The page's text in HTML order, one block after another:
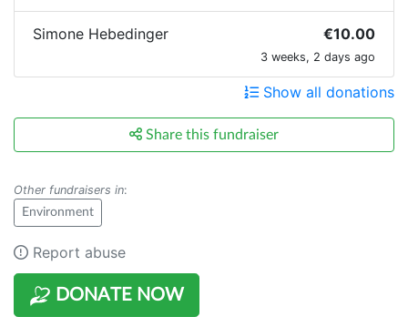
DONATE NOW
Simone Hebedinger €10.00
3 weeks, 2 days ago
Show all donations
Share this fundraiser
Other fundraisers in:
Environment
Report abuse